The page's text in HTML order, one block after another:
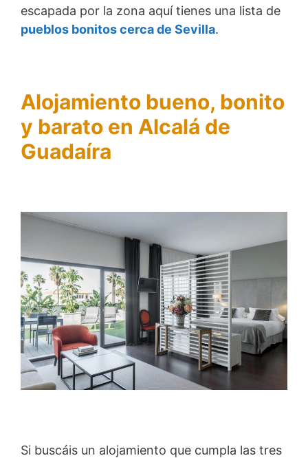
escapada por la zona aquí tienes una lista de
pueblos bonitos cerca de Sevilla.
Alojamiento bueno, bonito
y barato en Alcalá de
Guadaíra
Si buscáis un alojamiento que cumpla las tres